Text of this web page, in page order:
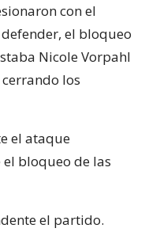
con el
el bloqueo
Nicole Vorpahl
los
el ataque
bloqueo de las
el partido.